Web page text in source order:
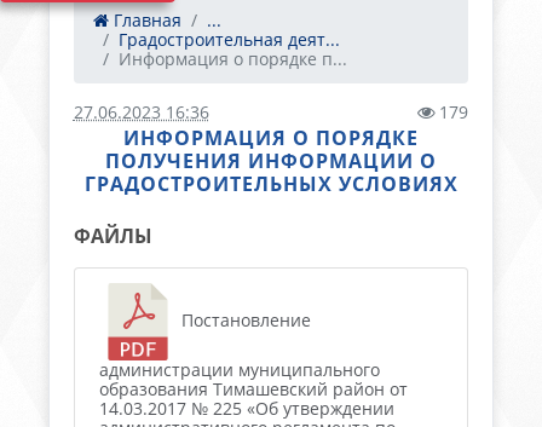
Главная
...
Градостроительная деят...
Информация о порядке п...
27.06.2023 16:36 179
ИНФОРМАЦИЯ О ПОРЯДКЕ
ПОЛУЧЕНИЯ ИНФОРМАЦИИ О
ГРАДОСТРОИТЕЛЬНЫХ УСЛОВИЯХ
ФАЙЛЫ
Постановление
администрации муниципального
образования Тимашевский район от
14.03.2017 № 225 «Об утверждении